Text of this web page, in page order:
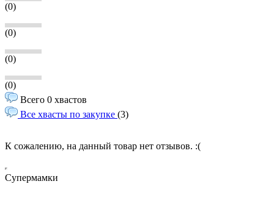
(0)
(0)
(0)
(0)
Всего 0 хвастов
Все хвасты по закупке (3)
К сожалению, на данный товар нет отзывов. :(
Супермамки